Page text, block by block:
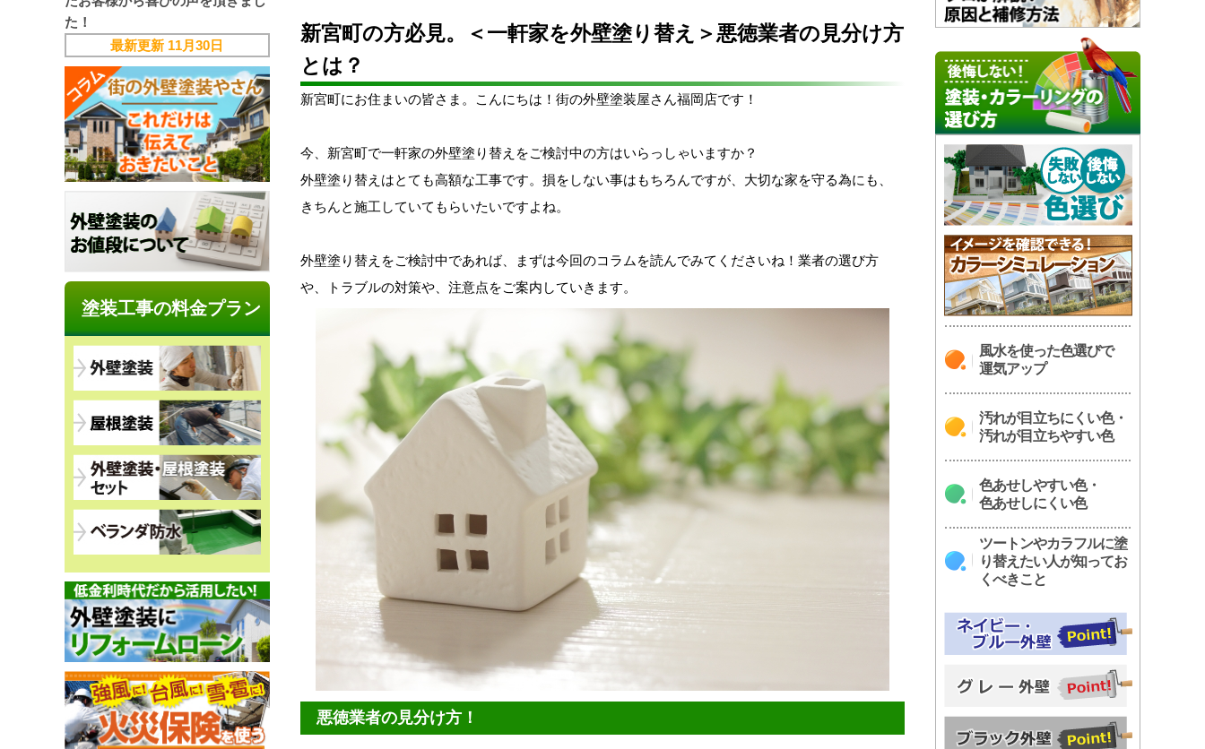
新宮町の方必見。＜一軒家を外壁塗り替え＞悪徳業者の見分け方
とは？
新宮町にお住まいの皆さま。こんにちは！街の外壁塗装屋さん福岡店です！
今、新宮町で一軒家の外壁塗り替えをご検討中の方はいらっしゃいますか？
外壁塗り替えはとても高額な工事です。損をしない事はもちろんですが、大切な家を守る為にも、
きちんと施工していてもらいたいですよね。
外壁塗り替えをご検討中であれば、まずは今回のコラムを読んでみてくださいね！業者の選び方
や、トラブルの対策や、注意点をご案内していきます。
悪徳業者の見分け方！
風水を使った色選びで
運気アップ
汚れが目立ちにくい色・
汚れが目立ちやすい色
色あせしやすい色・
色あせしにくい色
ツートンやカラフルに塗
り替えたい人が知ってお
くべきこと
最新更新 11月30日
塗装工事の料金プラン